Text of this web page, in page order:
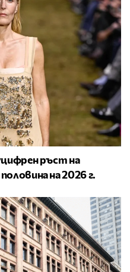
ръст на
на 2026 г.